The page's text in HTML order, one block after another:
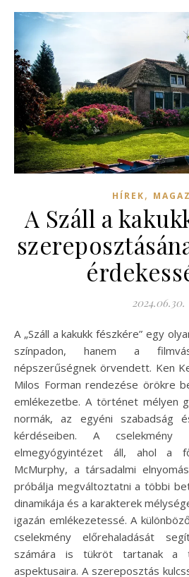
HÍREK,
A Száll a
2024.06.30.
A „Száll a kakukk fészkére” egy olyan mű, amely nemcsak a
színpadon, hanem a
népszerűségnek örvendett. Ken
Milos Forman rendezése örökre
emlékezetbe. A történet mélyen
normák, az egyéni szabadság
kérdéseiben. A cselekmény
elmegyógyintézet áll, ahol a
McMurphy, a társadalmi
próbálja megváltoztatni a többi
dinamikája és a karakterek
igazán emlékezetessé. A
cselekmény előrehaladását
számára is tükröt tartanak a
aspektusaira. A szereposztás